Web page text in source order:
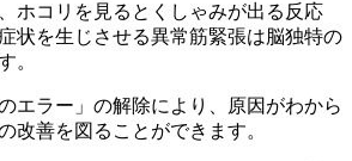
ホコリを見るとくしゃみが出る反応
状を生じさせる異常筋緊張は脳独特の
。
エラー」の解除により、原因がわから
改善を図ることができます。